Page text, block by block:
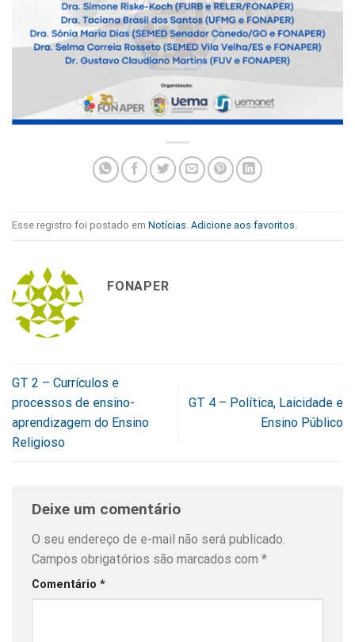
Esse registro foi postado em Notícias. Adicione aos favoritos.
FONAPER
GT 2 – Currículos e
processos de ensino-
aprendizagem do Ensino
Religioso
GT 4 – Política, Laicidade e
Ensino Público
Deixe um comentário
O seu endereço de e-mail não será publicado.
Campos obrigatórios são marcados com *
Comentário *